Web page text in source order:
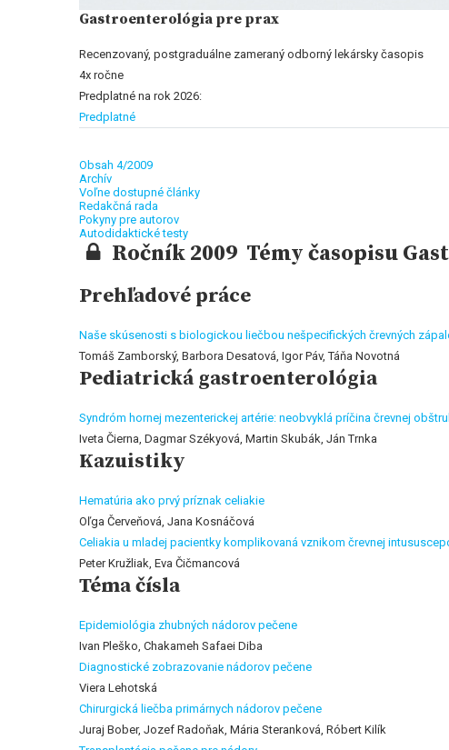
Gastroenterológia pre prax
Recenzovaný, postgraduálne zameraný odborný lekársky časopis
4x ročne
Predplatné na rok 2026:
Predplatné
Obsah 4/2009
Archív
Voľne dostupné články
Redakčná rada
Pokyny pre autorov
Autodidaktické testy
Ročník 2009 Témy časopisu
Prehľadové práce
Naše skúsenosti s biologickou liečbou nešpecifických črevných
Tomáš Zamborský, Barbora Desatová, Igor Páv, Táňa Novotná
Pediatrická gastroenterológia
Syndróm hornej mezenterickej artérie: neobvyklá príčina črevnej
Iveta Čierna, Dagmar Székyová, Martin Skubák, Ján Trnka
Kazuistiky
Hematúria ako prvý príznak celiakie
Oľga Červeňová, Jana Kosnáčová
Celiakia u mladej pacientky komplikovaná vznikom črevnej
Peter Kružliak, Eva Čičmancová
Téma čísla
Epidemiológia zhubných nádorov pečene
Ivan Pleško, Chakameh Safaei Diba
Diagnostické zobrazovanie nádorov pečene
Viera Lehotská
Chirurgická liečba primárnych nádorov pečene
Juraj Bober, Jozef Radoňak, Mária Steranková, Róbert Kilík